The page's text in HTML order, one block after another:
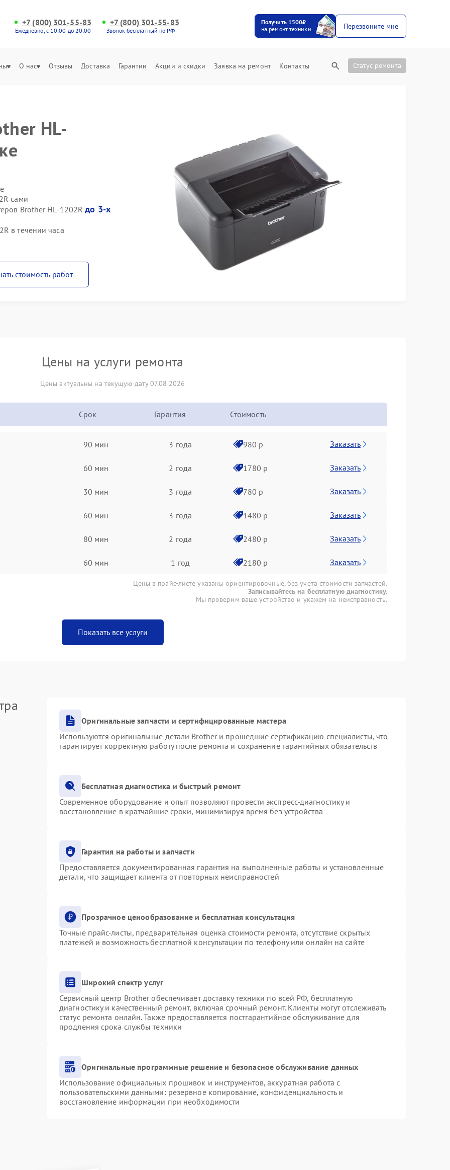
+7 (800) 301-55-83
Ежедневно, с 10:00 до 20:00
+7 (800) 301-55-83
Звонок бесплатный по РФ
Получить 1500₽
на ремонт техники
Перезвоните мне
О нас Отзывы Доставка Гарантии Акции и скидки Заявка на ремонт Контакты Статус ремонта
HL-
сами
Brother HL-1202Rдо 3-х
в течении часа
стоимость работ
Цены на услуги ремонта
Цены актуальны на текущую дату 07.08.2026
Срок Гарантия Стоимость
90 мин 3 года 980 р Заказать
60 мин 2 года 1780 р Заказать
30 мин 3 года 780 р Заказать
60 мин 3 года 1480 р Заказать
80 мин 2 года 2480 р Заказать
60 мин 1 год 2180 р Заказать
Цены в прайс-листе указаны ориентировочные, без учета стоимости запчастей.
Записывайтесь на бесплатную диагностику.
Мы проверим ваше устройство и укажем на неисправность.
Показать все услуги
Оригинальные запчасти и сертифицированные мастера
Используются оригинальные детали Brother и прошедшие сертификацию специалисты, что
гарантирует корректную работу после ремонта и сохранение гарантийных обязательств
Бесплатная диагностика и быстрый ремонт
Современное оборудование и опыт позволяют провести экспресс-диагностику и
восстановление в кратчайшие сроки, минимизируя время без устройства
Гарантия на работы и запчасти
Предоставляется документированная гарантия на выполненные работы и установленные
детали, что защищает клиента от повторных неисправностей
Прозрачное ценообразование и бесплатная консультация
Точные прайс-листы, предварительная оценка стоимости ремонта, отсутствие скрытых
платежей и возможность бесплатной консультации по телефону или онлайн на сайте
Широкий спектр услуг
Сервисный центр Brother обеспечивает доставку техники по всей РФ, бесплатную
диагностику и качественный ремонт, включая срочный ремонт. Клиенты могут отслеживать
статус ремонта онлайн. Также предоставляется постгарантийное обслуживание для
продления срока службы техники
Оригинальные программные решение и безопасное обслуживание данных
Использование официальных прошивок и инструментов, аккуратная работа с
пользовательскими данными: резервное копирование, конфиденциальность и
восстановление информации при необходимости